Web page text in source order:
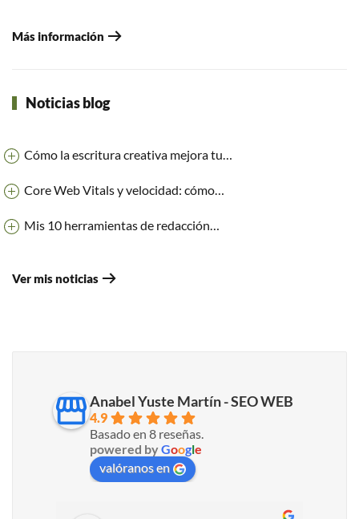
Más información
Noticias blog
Cómo la escritura creativa mejora tu…
Core Web Vitals y velocidad: cómo…
Mis 10 herramientas de redacción…
Ver mis noticias
Anabel Yuste Martín - SEO WEB
4.9
Basado en 8 reseñas.
powered by Google
valóranos en